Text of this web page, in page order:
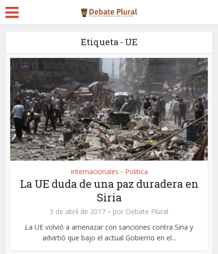
Etiqueta - UE
Internacionales • Politica
La UE duda de una paz duradera en
Siria
3 de abril de 2017 por Debate Plural
La UE volvió a amenazar con sanciones contra Siria y
advirtió que bajo el actual Gobierno en el...